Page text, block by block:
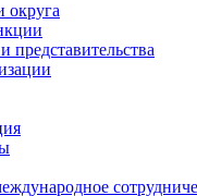
округа
представительства